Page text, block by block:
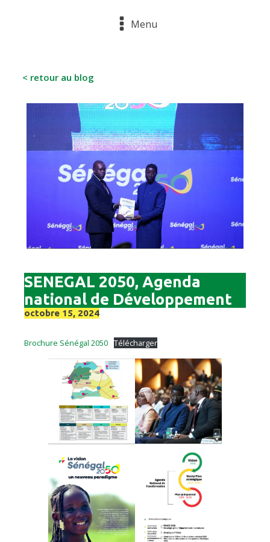
Menu
< retour au blog
SENEGAL 2050, Agenda
national de Développement
octobre 15, 2024
Brochure Sénégal 2050 Télécharger